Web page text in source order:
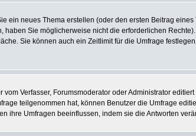
ein neues Thema erstellen (oder den ersten Beitrag
haben Sie möglicherweise nicht die erforderlichen
Sie können auch ein Zeitlimit für die Umfrage
Verfasser, Forumsmoderator oder Administrator
teilgenommen hat, können Benutzer die Umfrage
ihre Umfragen beeinflussen, indem sie die Antworten